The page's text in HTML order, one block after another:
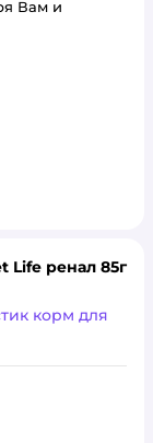
Вам и
Life ренал 85г
корм для